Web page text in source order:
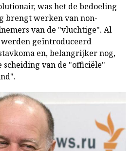
was het de bedoeling
brengt werken van non-
van de "vluchtige". Al
geïntroduceerd
en, belangrijker nog,
van de "officiële"